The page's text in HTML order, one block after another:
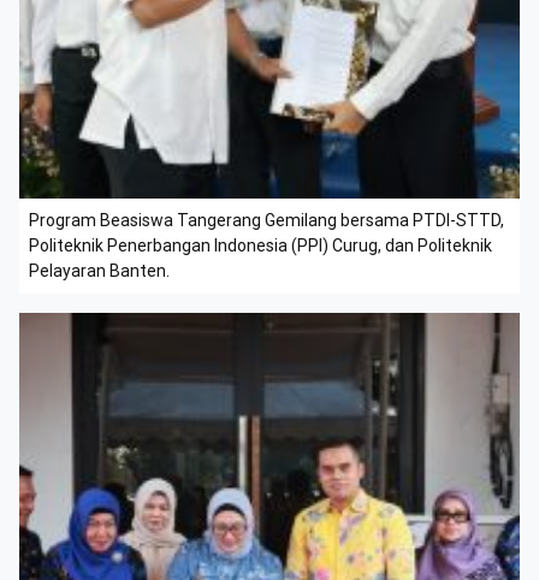
Program Beasiswa Tangerang Gemilang bersama PTDI-STTD,
Politeknik Penerbangan Indonesia (PPI) Curug, dan Politeknik
Pelayaran Banten.